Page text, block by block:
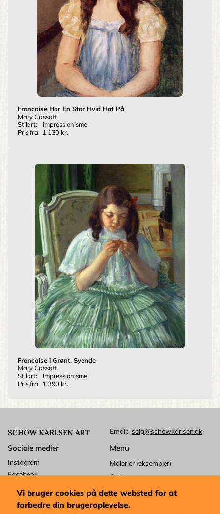
Francoise Har En Stor Hvid Hat På
Mary Cassatt
Stilart:
Impressionisme
Pris fra
1.130 kr.
Francoise i Grønt, Syende
Mary Cassatt
Stilart:
Impressionisme
Pris fra
1.390 kr.
SCHOW KARLSEN ART Email salg@schowkarlsen.dk
Menu
Malerier (eksempler)
Ophavsret
Kundeservice
Levering
Sociale medier
Instagram
Facebook
Mastercard
Vi bruger cookies på dette websted for at
forbedre din brugeroplevelse.